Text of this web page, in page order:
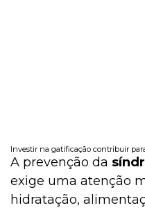
Investir na gatificação contribuir
A prevenção da
exige uma atenção
hidratação,